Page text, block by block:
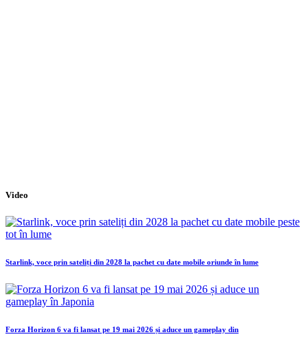
Video
Starlink, voce prin sateliți din 2028 la pachet cu date mobile oriunde în lume
Forza Horizon 6 va fi lansat pe 19 mai 2026 și aduce un gameplay din